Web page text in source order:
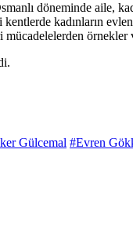
döneminde aile,
kadınların
Gülcemal #Evren